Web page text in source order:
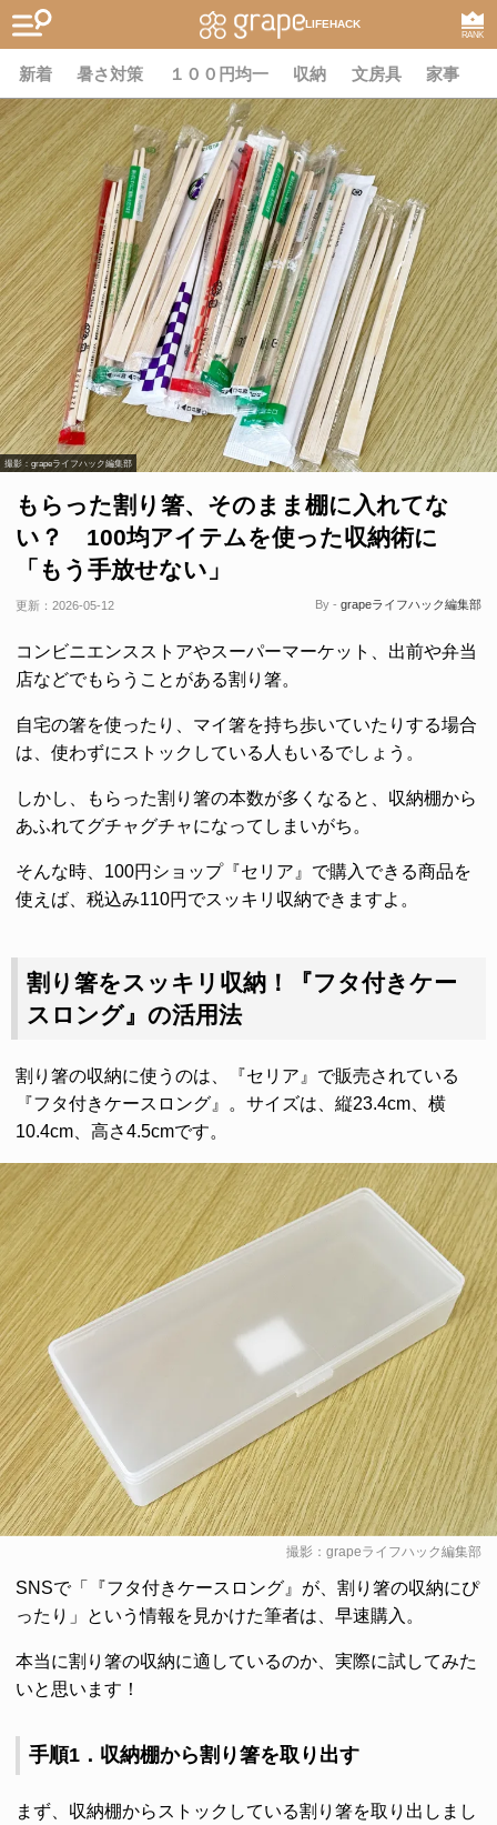
LIFEHACK
RANK
新着 暑さ対策 １００円均一 収納 文房具 家事
撮影：grapeライフハック編集部
もらった割り箸、そのまま棚に入れてな
い？ 100均アイテムを使った収納術に
「もう手放せない」
更新： 2026-05-12 By - grapeライフハック編集部
コンビニエンスストアやスーパーマーケット、出前や弁当
店などでもらうことがある割り箸。
自宅の箸を使ったり、マイ箸を持ち歩いていたりする場合
は、使わずにストックしている人もいるでしょう。
しかし、もらった割り箸の本数が多くなると、収納棚から
あふれてグチャグチャになってしまいがち。
そんな時、100円ショップ『セリア』で購入できる商品を
使えば、税込み110円でスッキリ収納できますよ。
割り箸をスッキリ収納！『フタ付きケー
スロング』の活用法
割り箸の収納に使うのは、『セリア』で販売されている
『フタ付きケースロング』。サイズは、縦23.4cm、横
10.4cm、高さ4.5cmです。
撮影：grapeライフハック編集部
SNSで「『フタ付きケースロング』が、割り箸の収納にぴ
ったり」という情報を見かけた筆者は、早速購入。
本当に割り箸の収納に適しているのか、実際に試してみた
いと思います！
手順1．収納棚から割り箸を取り出す
まず、収納棚からストックしている割り箸を取り出しまし